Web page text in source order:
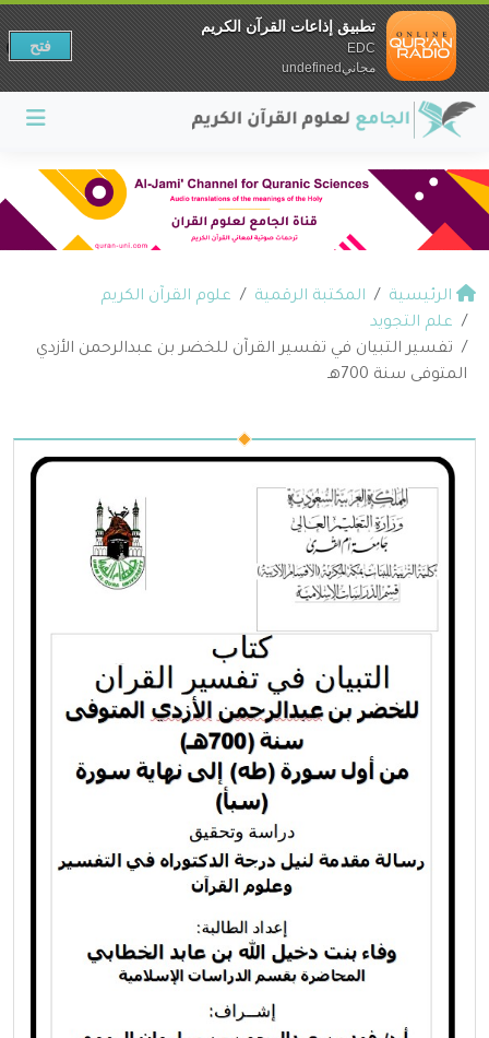
الرئيسية المكتبة الرقمية
علوم القرآن الكريم
علم التجويد
تفسير التبيان في تفسير القرآن للخضر بن عبدالرحمن الأزدي
المتوفى سنة 700هـ
تطبيق إذاعات القرآن الكريم
EDC
مجانيundefined
فتح